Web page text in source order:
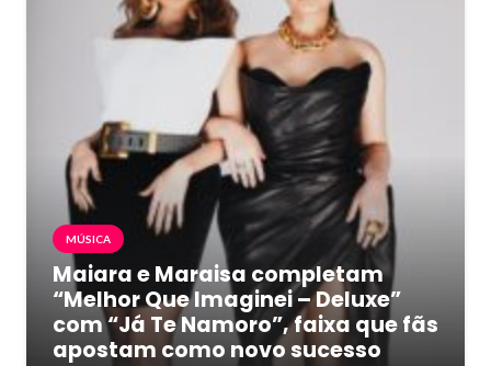
MÚSICA
Maiara e Maraisa completam
“Melhor Que Imaginei – Deluxe”
com “Já Te Namoro”, faixa que fãs
apostam como novo sucesso